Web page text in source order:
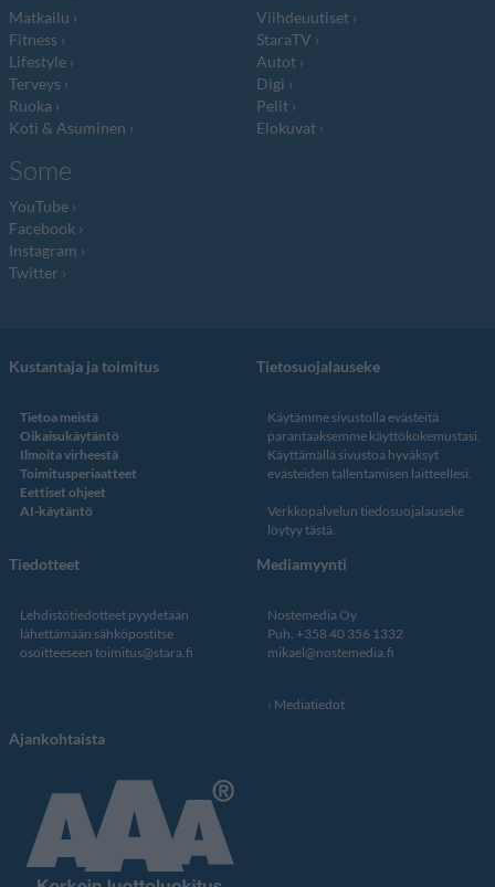
Matkailu
Fitness
Lifestyle
Terveys
Ruoka
Koti & Asuminen
Viihdeuutiset
StaraTV
Autot
Digi
Pelit
Elokuvat
Some
YouTube
Facebook
Instagram
Twitter
Kustantaja ja toimitus
Tietoa meistä
Oikaisukäytäntö
Ilmoita virheestä
Toimitusperiaatteet
Eettiset ohjeet
AI-käytäntö
Tietosuojalauseke
Käytämme sivustolla evästeitä
parantaaksemme käyttökokemustasi.
Käyttämällä sivustoa hyväksyt
evästeiden tallentamisen laitteellesi.
Verkkopalvelun tiedosuojalauseke
löytyy tästä.
Tiedotteet
Lehdistötiedotteet pyydetään
lähettämään sähköpostitse
osoitteeseen toimitus@stara.fi
Mediamyynti
Nostemedia Oy
Puh. +358 40 356 1332
mikael@nostemedia.fi
Mediatiedot
Ajankohtaista